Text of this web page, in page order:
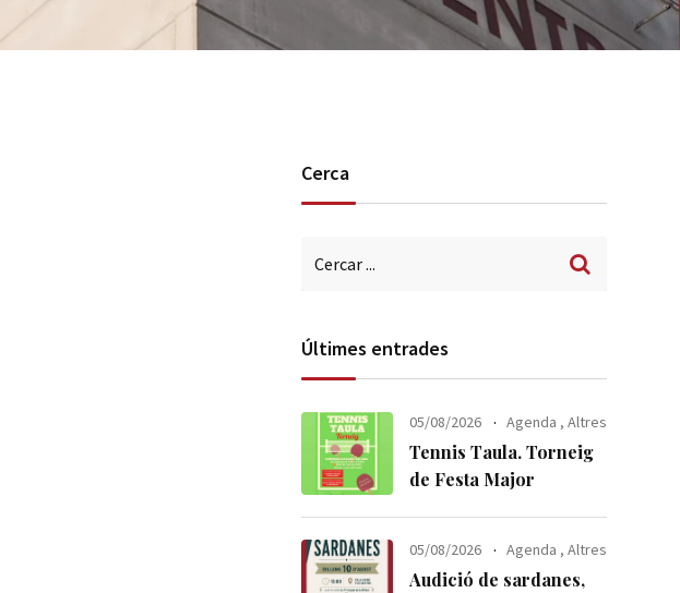
Cerca
Últimes entrades
05/08/2026 Agenda , Altres
Tennis Taula. Torneig
de Festa Major
05/08/2026 Agenda , Altres
Audició de sardanes,